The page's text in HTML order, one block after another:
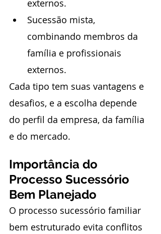
externos.
Sucessão mista,
combinando membros da
família e profissionais
externos.
Cada tipo tem suas vantagens e
desafios, e a escolha depende
do perfil da empresa, da família
e do mercado.
Importância do
Processo Sucessório
Bem Planejado
O processo sucessório familiar
bem estruturado evita conflitos